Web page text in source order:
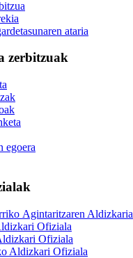
ataria
zerbitzuak
egoera
Agintaritzaren Aldizkaria
Ofiziala
Ofiziala
Aldizkari Ofiziala